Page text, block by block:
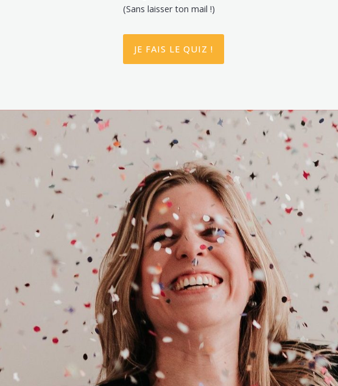
(Sans laisser ton mail !)
JE FAIS LE QUIZ !